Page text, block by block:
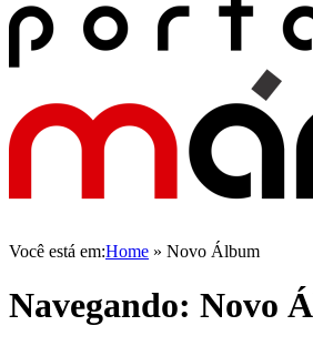
Você está em:Home » Novo Álbum
Navegando: Novo